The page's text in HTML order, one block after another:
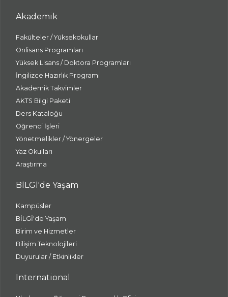
Akademik
Fakülteler / Yüksekokullar
Önlisans Programları
Yüksek Lisans / Doktora Programları
İngilizce Hazırlık Programı
Akademik Takvimler
AKTS Bilgi Paketi
Ders Kataloğu
Öğrenci İşleri
Yönetmelikler / Yönergeler
Yaz Okulları
Araştırma
BİLGİ'de Yaşam
Kampüsler
BİLGİ'de Yaşam
Birim ve Hizmetler
Bilişim Teknolojileri
Duyurular / Etkinlikler
International